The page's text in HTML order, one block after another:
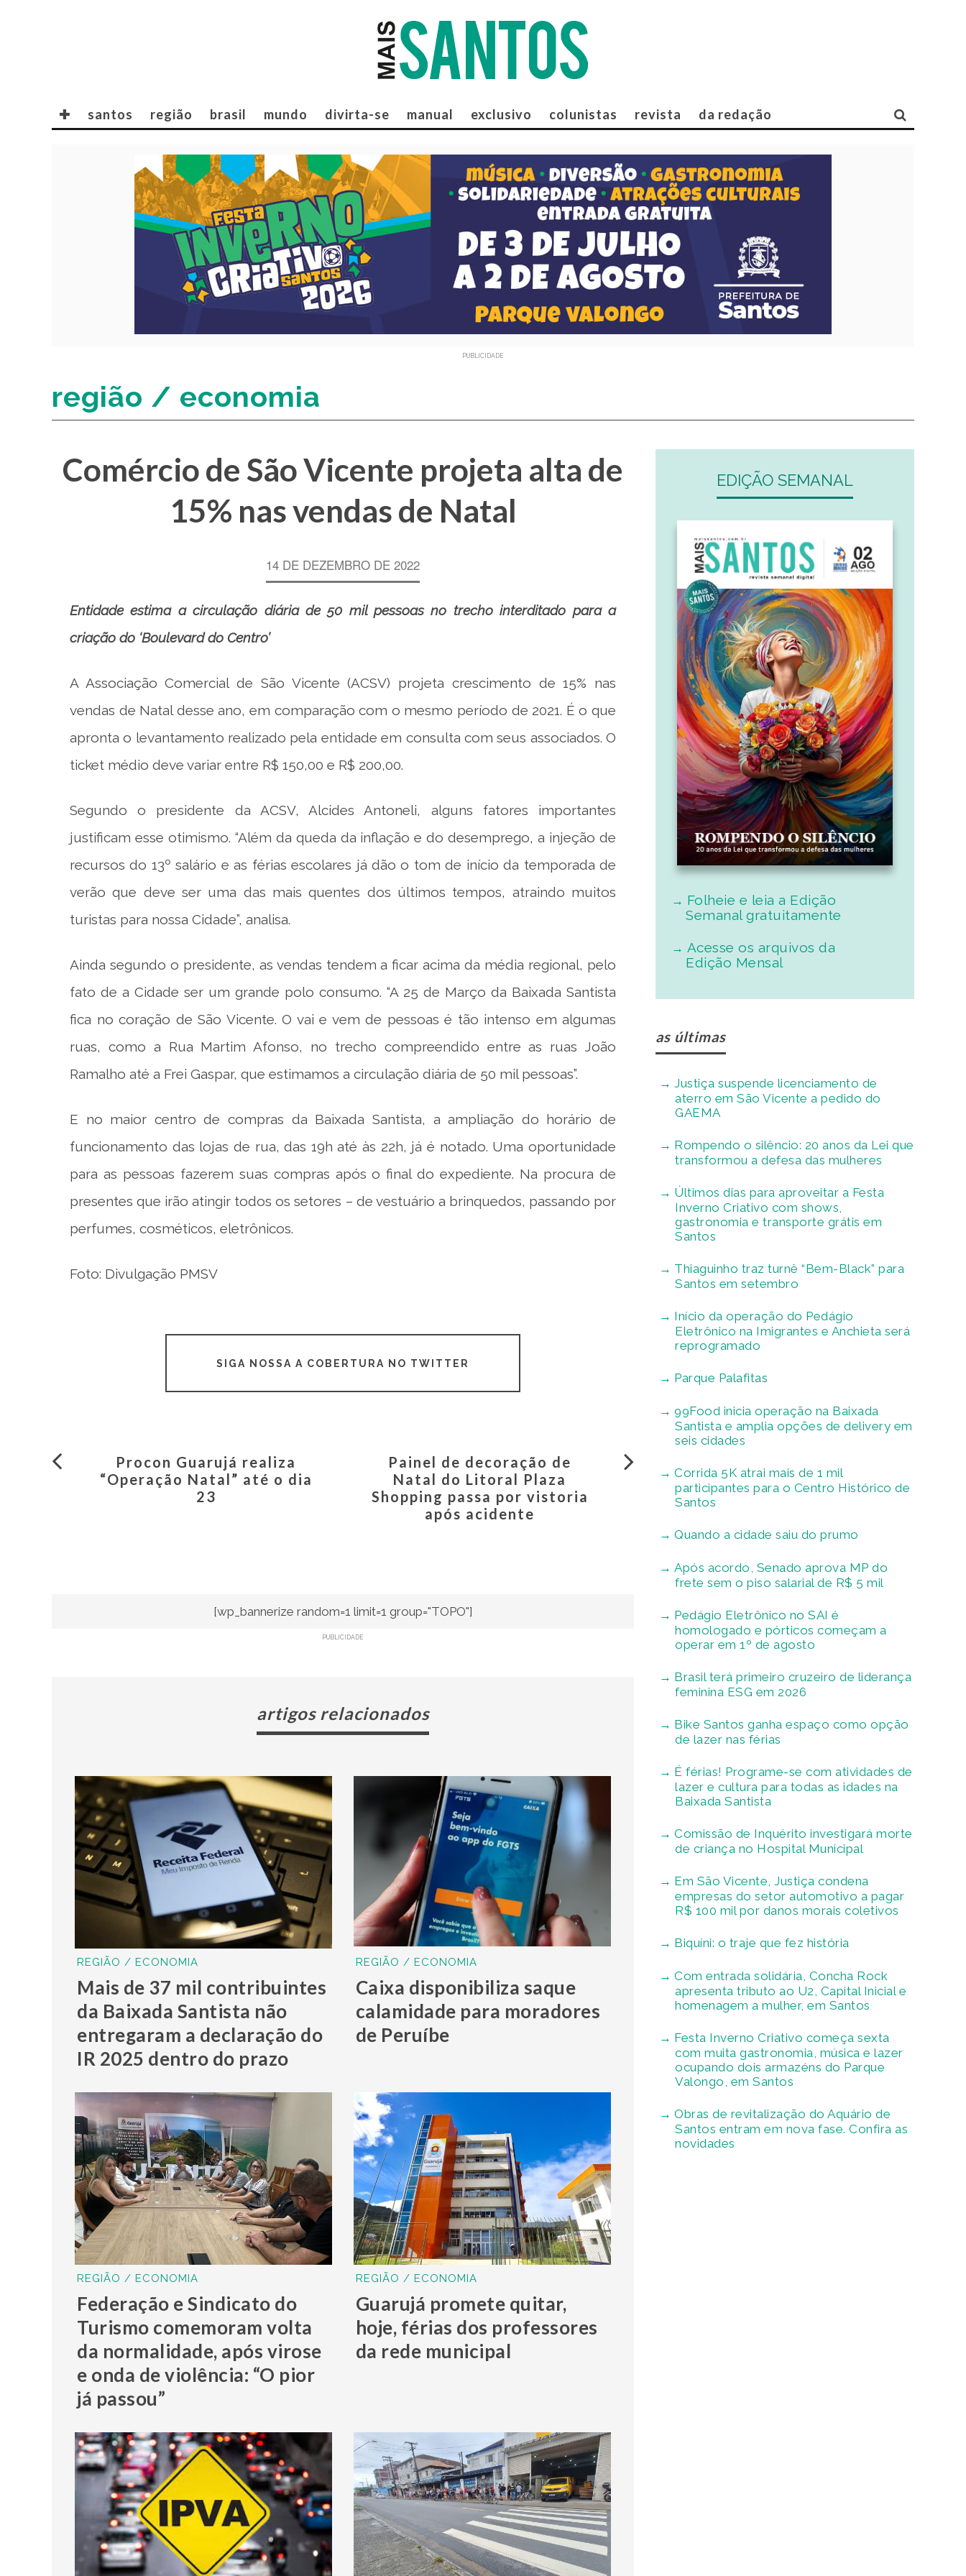
✚ santos região brasil mundo divirta-se manual exclusivo colunistas revista da redação
PUBLICIDADE
região / economia
Comércio de São Vicente projeta alta de
15% nas vendas de Natal
14 DE DEZEMBRO DE 2022
Entidade estima a circulação diária de 50 mil pessoas no trecho interditado para a
criação do ‘Boulevard do Centro’
A Associação Comercial de São Vicente (ACSV) projeta crescimento de 15% nas
vendas de Natal desse ano, em comparação com o mesmo período de 2021. É o que
apronta o levantamento realizado pela entidade em consulta com seus associados. O
ticket médio deve variar entre R$ 150,00 e R$ 200,00.
Segundo o presidente da ACSV, Alcides Antoneli, alguns fatores importantes
justificam esse otimismo. “Além da queda da inflação e do desemprego, a injeção de
recursos do 13º salário e as férias escolares já dão o tom de início da temporada de
verão que deve ser uma das mais quentes dos últimos tempos, atraindo muitos
turistas para nossa Cidade”, analisa.
Ainda segundo o presidente, as vendas tendem a ficar acima da média regional, pelo
fato de a Cidade ser um grande polo consumo. “A 25 de Março da Baixada Santista
fica no coração de São Vicente. O vai e vem de pessoas é tão intenso em algumas
ruas, como a Rua Martim Afonso, no trecho compreendido entre as ruas João
Ramalho até a Frei Gaspar, que estimamos a circulação diária de 50 mil pessoas”.
E no maior centro de compras da Baixada Santista, a ampliação do horário de
funcionamento das lojas de rua, das 19h até às 22h, já é notado. Uma oportunidade
para as pessoas fazerem suas compras após o final do expediente. Na procura de
presentes que irão atingir todos os setores – de vestuário a brinquedos, passando por
perfumes, cosméticos, eletrônicos.
Foto: Divulgação PMSV
SIGA NOSSA A COBERTURA NO TWITTER
Procon Guarujá realiza
“Operação Natal” até o dia
23
Painel de decoração de
Natal do Litoral Plaza
Shopping passa por vistoria
após acidente
[wp_bannerize random=1 limit=1 group="TOPO"]
PUBLICIDADE
artigos relacionados
REGIÃO / ECONOMIA
Mais de 37 mil contribuintes
da Baixada Santista não
entregaram a declaração do
IR 2025 dentro do prazo
REGIÃO / ECONOMIA
Caixa disponibiliza saque
calamidade para moradores
de Peruíbe
REGIÃO / ECONOMIA
Federação e Sindicato do
Turismo comemoram volta
da normalidade, após virose
e onda de violência: “O pior
já passou”
REGIÃO / ECONOMIA
Guarujá promete quitar,
hoje, férias dos professores
da rede municipal
EDIÇÃO SEMANAL
Folheie e leia a Edição
Semanal gratuitamente
Acesse os arquivos da
Edição Mensal
as últimas
Justiça suspende licenciamento de
aterro em São Vicente a pedido do
GAEMA
Rompendo o silêncio: 20 anos da Lei que
transformou a defesa das mulheres
Últimos dias para aproveitar a Festa
Inverno Criativo com shows,
gastronomia e transporte grátis em
Santos
Thiaguinho traz turnê “Bem-Black” para
Santos em setembro
Início da operação do Pedágio
Eletrônico na Imigrantes e Anchieta será
reprogramado
Parque Palafitas
99Food inicia operação na Baixada
Santista e amplia opções de delivery em
seis cidades
Corrida 5K atrai mais de 1 mil
participantes para o Centro Histórico de
Santos
Quando a cidade saiu do prumo
Após acordo, Senado aprova MP do
frete sem o piso salarial de R$ 5 mil
Pedágio Eletrônico no SAI é
homologado e pórticos começam a
operar em 1º de agosto
Brasil terá primeiro cruzeiro de liderança
feminina ESG em 2026
Bike Santos ganha espaço como opção
de lazer nas férias
É férias! Programe-se com atividades de
lazer e cultura para todas as idades na
Baixada Santista
Comissão de Inquérito investigará morte
de criança no Hospital Municipal
Em São Vicente, Justiça condena
empresas do setor automotivo a pagar
R$ 100 mil por danos morais coletivos
Biquíni: o traje que fez história
Com entrada solidária, Concha Rock
apresenta tributo ao U2, Capital Inicial e
homenagem a mulher, em Santos
Festa Inverno Criativo começa sexta
com muita gastronomia, música e lazer
ocupando dois armazéns do Parque
Valongo, em Santos
Obras de revitalização do Aquário de
Santos entram em nova fase. Confira as
novidades